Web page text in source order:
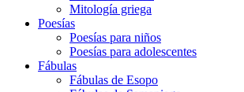
Mitología griega
Poesías
Poesías para niños
Poesías para adolescentes
Fábulas
Fábulas de Esopo